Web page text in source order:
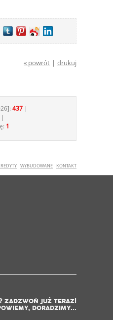
« powrót | drukuj
437 |
|
1
WYBUDOWANE KONTAKT
ZADZWOŃ JUŻ TERAZ!
DORADZIMY...